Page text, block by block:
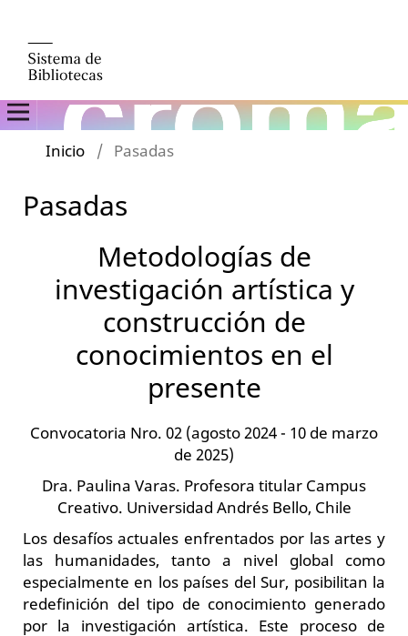
Inicio / Pasadas
Pasadas
Metodologías de
investigación artística y
construcción de
conocimientos en el
presente
Convocatoria Nro. 02 (agosto 2024 - 10 de marzo
de 2025)
Dra. Paulina Varas. Profesora titular Campus
Creativo. Universidad Andrés Bello, Chile
Los desafíos actuales enfrentados por las artes y
las humanidades, tanto a nivel global como
especialmente en los países del Sur, posibilitan la
redefinición del tipo de conocimiento generado
por la investigación artística. Este proceso de